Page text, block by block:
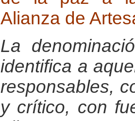
Alianza de
La
identifica a
responsables,
y crítico, con